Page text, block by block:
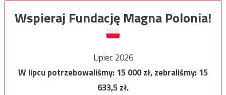
Wspieraj Fundację Magna Polonia!
Lipiec 2026
W lipcu potrzebowaliśmy:15 000zł, zebraliśmy:15
633,5zł.